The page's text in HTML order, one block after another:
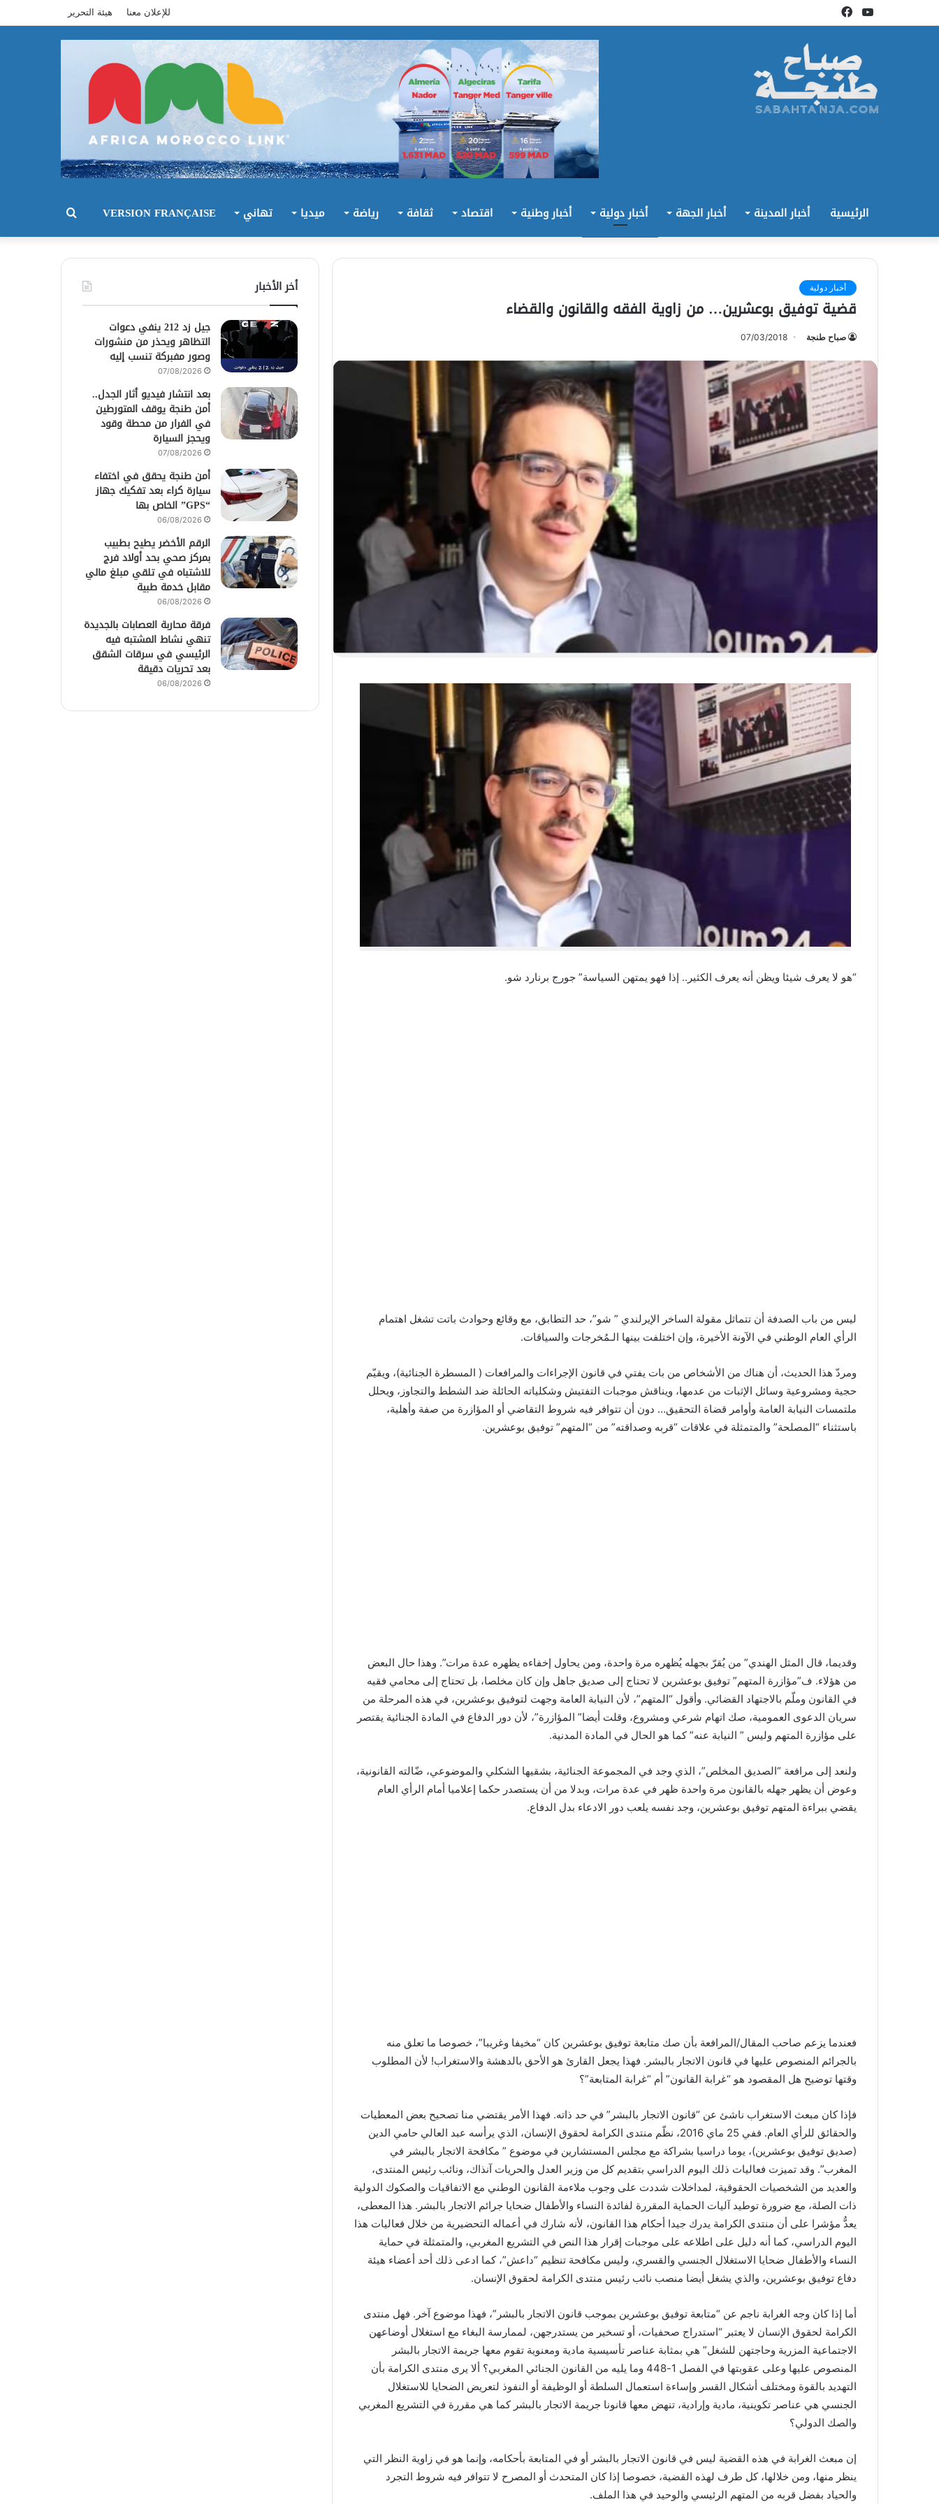
فيسبوكيوتيوب للإعلان معنا هيئة التحرير
الرئيسية أخبار المدينة أخبار الجهة أخبار دولية أخبار وطنية اقتصاد ثقافة رياضة ميديا تهاني VERSION FRANÇAISE بحث
أخبار دولية
قضية توفيق بوعشرين… من زاوية الفقه والقانون والقضاء
صباح طنجة 07/03/2018
“هو لا يعرف شيئا ويظن أنه يعرف الكثير.. إذا فهو يمتهن السياسة” جورج برنارد شو.
ليس من باب الصدفة أن تتماثل مقولة الساخر الإيرلندي ” شو”، حد التطابق، مع وقائع وحوادث باتت تشغل اهتمام
الرأي العام الوطني في الآونة الأخيرة، وإن اختلفت بينها الـمُخرجات والسياقات.
ومردّ هذا الحديث، أن هناك من الأشخاص من بات يفتي في قانون الإجراءات والمرافعات ( المسطرة الجنائية)، ويقيّم
حجية ومشروعية وسائل الإثبات من عدمها، ويناقش موجبات التفتيش وشكلياته الحائلة ضد الشطط والتجاوز، ويحلل
ملتمسات النيابة العامة وأوامر قضاة التحقيق… دون أن تتوافر فيه شروط التقاضي أو المؤازرة من صفة وأهلية،
باستثناء “المصلحة” والمتمثلة في علاقات “قربه وصداقته” من “المتهم” توفيق بوعشرين.
وقديما، قال المثل الهندي” من يُقرّ بجهله يُظهره مرة واحدة، ومن يحاول إخفاءه يظهره عدة مرات”. وهذا حال البعض
من هؤلاء. ف”مؤازرة المتهم” توفيق بوعشرين لا تحتاج إلى صديق جاهل وإن كان مخلصا، بل تحتاج إلى محامي فقيه
في القانون وملّم بالاجتهاد القضائي. وأقول “المتهم”، لأن النيابة العامة وجهت لتوفيق بوعشرين، في هذه المرحلة من
سريان الدعوى العمومية، صك اتهام شرعي ومشروع، وقلت أيضا” المؤازرة”، لأن دور الدفاع في المادة الجنائية يقتصر
على مؤازرة المتهم وليس ” النيابة عنه” كما هو الحال في المادة المدنية.
ولنعد إلى مرافعة “الصديق المخلص”، الذي وجد في المجموعة الجنائية، بشقيها الشكلي والموضوعي، ضّالته القانونية،
وعوض أن يظهر جهله بالقانون مرة واحدة ظهر في عدة مرات، وبدلا من أن يستصدر حكما إعلاميا أمام الرأي العام
يقضي ببراءة المتهم توفيق بوعشرين، وجد نفسه يلعب دور الادعاء بدل الدفاع.
فعندما يزعم صاحب المقال/المرافعة بأن صك متابعة توفيق بوعشرين كان “مخيفا وغريبا”، خصوصا ما تعلق منه
بالجرائم المنصوص عليها في قانون الاتجار بالبشر. فهذا يجعل القارئ هو الأحق بالدهشة والاستغراب! لأن المطلوب
وقتها توضيح هل المقصود هو “غرابة القانون” أم “غرابة المتابعة”؟
فإذا كان مبعث الاستغراب ناشئ عن “قانون الاتجار بالبشر” في حد ذاته. فهذا الأمر يقتضي منا تصحيح بعض المعطيات
والحقائق للرأي العام. ففي 25 ماي 2016، نظّم منتدى الكرامة لحقوق الإنسان، الذي يرأسه عبد العالي حامي الدين
(صديق توفيق بوعشرين)، يوما دراسيا بشراكة مع مجلس المستشارين في موضوع ” مكافحة الاتجار بالبشر في
المغرب”. وقد تميزت فعاليات ذلك اليوم الدراسي بتقديم كل من وزير العدل والحريات آنذاك، ونائب رئيس المنتدى،
والعديد من الشخصيات الحقوقية، لمداخلات شددت على وجوب ملاءمة القانون الوطني مع الاتفاقيات والصكوك الدولية
ذات الصلة، مع ضرورة توطيد آليات الحماية المقررة لفائدة النساء والأطفال ضحايا جرائم الاتجار بالبشر. هذا المعطى،
يعدُّ مؤشرا على أن منتدى الكرامة يدرك جيدا أحكام هذا القانون، لأنه شارك في أعماله التحضيرية من خلال فعاليات هذا
اليوم الدراسي، كما أنه دليل على اطلاعه على موجبات إقرار هذا النص في التشريع المغربي، والمتمثلة في حماية
النساء والأطفال ضحايا الاستغلال الجنسي والقسري، وليس مكافحة تنظيم “داعش”، كما ادعى ذلك أحد أعضاء هيئة
دفاع توفيق بوعشرين، والذي يشغل أيضا منصب نائب رئيس منتدى الكرامة لحقوق الإنسان.
أما إذا كان وجه الغرابة ناجم عن “متابعة توفيق بوعشرين بموجب قانون الاتجار بالبشر”، فهذا موضوع آخر. فهل منتدى
الكرامة لحقوق الإنسان لا يعتبر “استدراج صحفيات، أو تسخير من يستدرجهن، لممارسة البغاء مع استغلال أوضاعهن
الاجتماعية المزرية وحاجتهن للشغل” هي بمثابة عناصر تأسيسية مادية ومعنوية تقوم معها جريمة الاتجار بالبشر
المنصوص عليها وعلى عقوبتها في الفصل 1-448 وما يليه من القانون الجنائي المغربي؟ ألا يرى منتدى الكرامة بأن
التهديد بالقوة ومختلف أشكال القسر وإساءة استعمال السلطة أو الوظيفة أو النفوذ لتعريض الضحايا للاستغلال
الجنسي هي عناصر تكوينية، مادية وإرادية، تنهض معها قانونا جريمة الاتجار بالبشر كما هي مقررة في التشريع المغربي
والصك الدولي؟
إن مبعث الغرابة في هذه القضية ليس في قانون الاتجار بالبشر أو في المتابعة بأحكامه، وإنما هو في زاوية النظر التي
ينظر منها، ومن خلالها، كل طرف لهذه القضية، خصوصا إذا كان المتحدث أو المصرح لا تتوافر فيه شروط التجرد
والحياد بفضل قربه من المتهم الرئيسي والوحيد في هذا الملف.
أخر الأخبار
جيل زد 212 ينفي دعوات
التظاهر ويحذر من منشورات
وصور مفبركة تنسب إليه
07/08/2026
بعد انتشار فيديو أثار الجدل..
أمن طنجة يوقف المتورطين
في الفرار من محطة وقود
ويحجز السيارة
07/08/2026
أمن طنجة يحقق في اختفاء
سيارة كراء بعد تفكيك جهاز
“GPS” الخاص بها
06/08/2026
الرقم الأخضر يطيح بطبيب
بمركز صحي بحد أولاد فرج
للاشتباه في تلقي مبلغ مالي
مقابل خدمة طبية
06/08/2026
فرقة محاربة العصابات بالجديدة
تنهي نشاط المشتبه فيه
الرئيسي في سرقات الشقق
بعد تحريات دقيقة
06/08/2026